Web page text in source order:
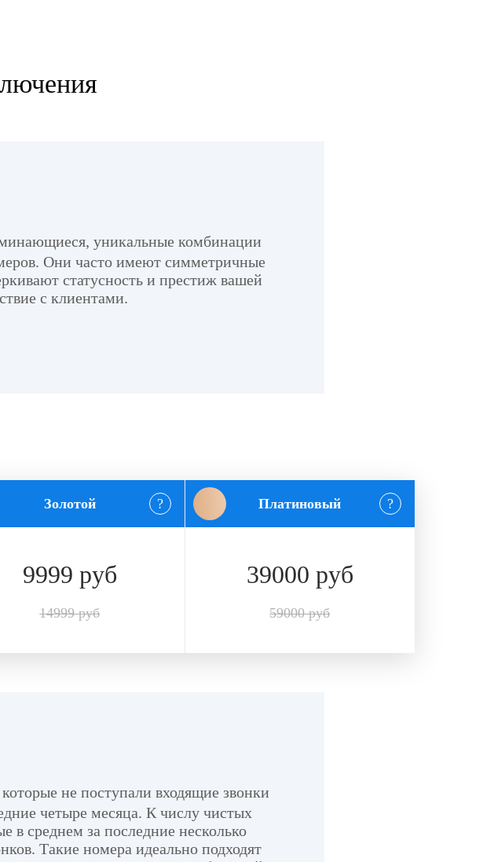
уникальные комбинации
Они часто имеют симметричные
статусность и престиж вашей
с клиентами.
Золотой ?
9999 руб
14999 руб
Платиновый ?
39000 руб
59000 руб
не поступали входящие звонки
четыре месяца. К числу чистых
в среднем за последние несколько
Такие номера идеально подходят